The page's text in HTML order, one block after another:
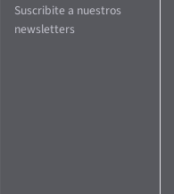
Suscribite a nuestros
newsletters